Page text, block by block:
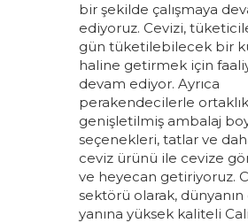
bir şekilde çalışmaya
ediyoruz. Cevizi,
gün tüketilebilecek bir
haline getirmek için
devam ediyor. Ayrıca
perakendecilerle
genişletilmiş ambalaj
seçenekleri, tatlar ve
ceviz ürünü ile cevize
ve heyecan getiriyoruz.
sektörü olarak,
yanına yüksek kaliteli